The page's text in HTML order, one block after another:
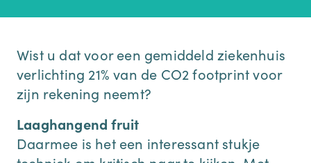
Wist u dat voor een gemiddeld ziekenhuis
verlichting 21% van de CO2 footprint voor
zijn rekening neemt?
Laaghangend fruit
Daarmee is het een interessant stukje